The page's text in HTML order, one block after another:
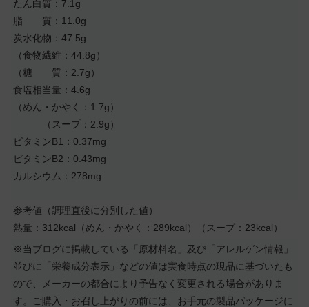
たん白質：7.1g
脂 質：11.0g
炭水化物：47.5g
（食物繊維：44.8g）
（糖 質：2.7g）
食塩相当量：4.6g
（めん・かやく：1.7g）
（スープ：2.9g）
ビタミンB1：0.37mg
ビタミンB2：0.43mg
カルシウム：278mg
参考値（調理直後に分別した値）
熱量：312kcal（めん・かやく：289kcal）（スープ：23kcal）
※当ブログに掲載している「原材料名」及び「アレルゲン情報」
並びに「栄養成分表示」などの値は実食時点の現品に基づいたも
ので、メーカーの都合により予告なく変更される場合がありま
す。ご購入・お召し上がりの前には、お手元の製品パッケージに